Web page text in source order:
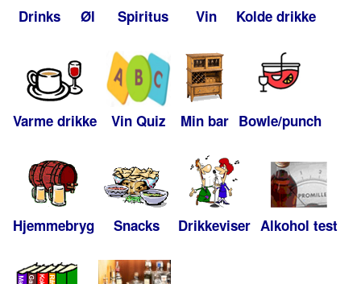
Drinks Øl Spiritus Vin Kolde drikke
Varme drikke Vin Quiz Min bar Bowle/punch
Hjemmebryg Snacks Drikkeviser Alkohol test